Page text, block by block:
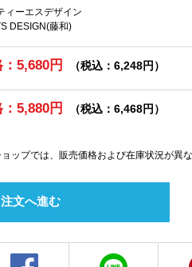
ィーエスデザイン
DESIGN(藤和)
5,680円 （税込：6,248円）
5,880円 （税込：6,468円）
ップでは、販売価格および在庫状況が異
注文へ進む